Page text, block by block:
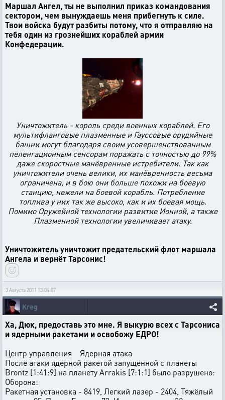
Маршал Ангел, ты не выполнил приказ командования
сектором, чем вынуждаешь меня прибегнуть к силе.
Твои войска будут разбиты потому, что я отправляю на
тебя один из грознейших кораблей армии
Конфедерации.
Уничтожитель - король среди военных кораблей. Его
мультифланговые плазменные и Гауссовые орудийные
башни могут благодаря своим усовершенствованным
пеленгационным сенсорам поражать с точностью до 99%
даже скоростные манёвренные истребители. Так как
уничтожители очень велики, их манёвренность весьма
ограничена, и в бою они больше похожи на боевую
станцию, нежели на боевой корабль. Потребление
топлива у них так же высоко, как и их боевая мощь.
Помимо Оружейной технологии развитие Ионной, а также
Плазменной технологии увеличивает атаку.
Уничтожитель уничтожит предательский флот маршала
Ангела и вернёт Тарсонис!
3 Августа 2011 13:04:07
Kreg
Ха, Дюк, предоставь это мне. Я выкурю всех с Тарсониса
и ядерными ракетами и освобожу ЕДРО!
Центр управления Ядерная атака
После атаки ядерной ракетой запущенной с планеты
Brontz [1:41:9] на планету Arrakis [7:1:1] было разрушено:
Оборона:
Ракетная установка - 8419, Легкий лазер - 2404, Тяжёлый